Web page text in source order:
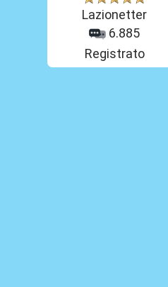
Lazionetter
6.885
Registrato